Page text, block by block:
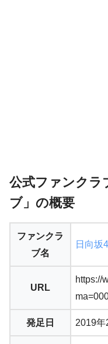
公式ファンクラ
ブ」の概要
ファンクラ
ブ名
日向坂
URL
https://
発足日 2019年